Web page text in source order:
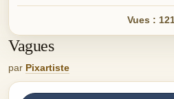
Vues :
Vagues
par Pixartiste